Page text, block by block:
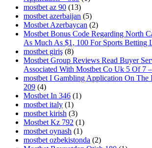
mostbet az 90 (13)
mostbet azerbaijan (5)
Mostbet Azerbaycan (2)
Mostbet Bonus Code Regarding North
As Much As $1, 100 For Sports Betting
mostbet giriş (8)
Mostbet Group Reviews Read Buyer
Associated With Mostbet Co Uk 5 Of 7
‎mostbet I Gambling Application On The
209 (4)
Mostbet In 346 (1)
mostbet italy (1)
mostbet kirish (3)
Mostbet Kz 792 (1)
mostbet oynash (1)
mostbet ozbekistonda (2)